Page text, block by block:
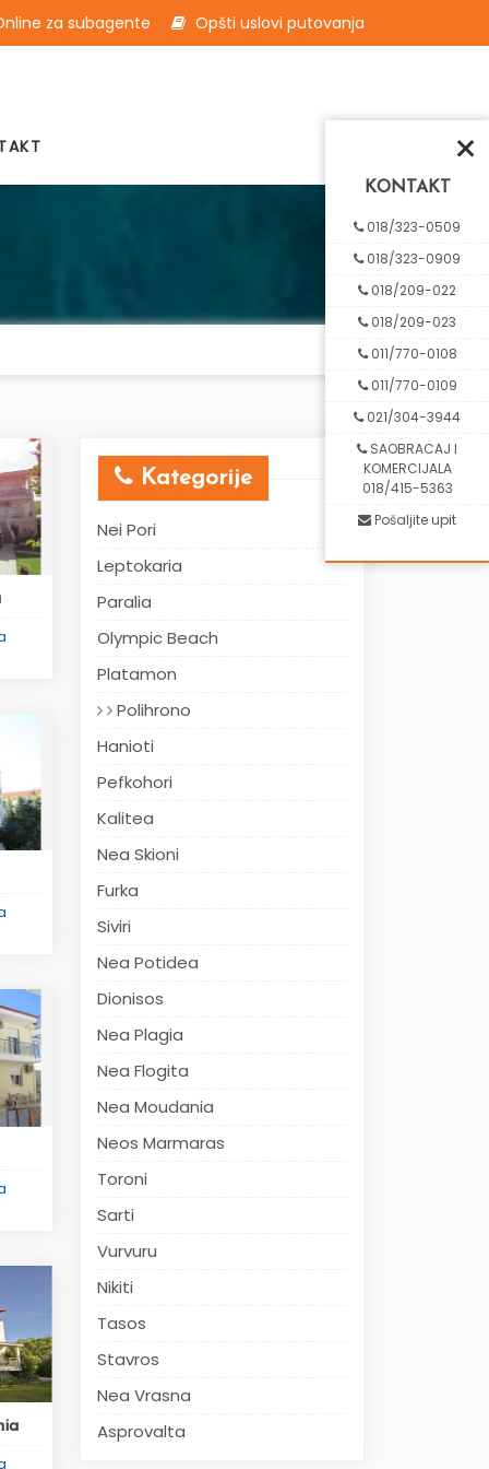
za subagente Opšti uslovi putovanja
Kategorije
Nei Pori
Leptokaria
Paralia
Olympic Beach
Platamon
Polihrono
Hanioti
Pefkohori
Kalitea
Nea Skioni
Furka
Siviri
Nea Potidea
Dionisos
Nea Plagia
Nea Flogita
Nea Moudania
Neos Marmaras
Toroni
Sarti
Vurvuru
Nikiti
Tasos
Stavros
Nea Vrasna
Asprovalta
×
KONTAKT
018/323-0509
018/323-0909
018/209-022
018/209-023
011/770-0108
011/770-0109
021/304-3944
SAOBRACAJ I
KOMERCIJALA
018/415-5363
Pošaljite upit